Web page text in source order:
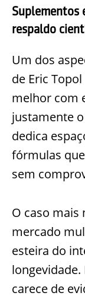
Suplementos
respaldo
Um dos
de Eric
melhor com
justamente
dedica
fórmulas
sem
O caso mais
mercado
esteira do
carece de